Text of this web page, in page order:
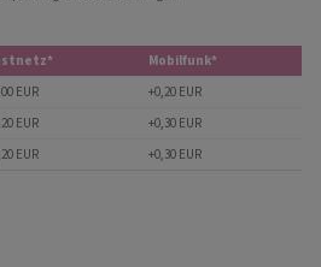
Mobilfunk*
EUR
+0,20 EUR
EUR
+0,30 EUR
EUR
+0,30 EUR